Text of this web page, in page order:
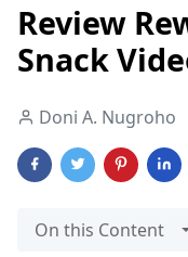
Review
Snack
Doni A. Nugroho
On this Content